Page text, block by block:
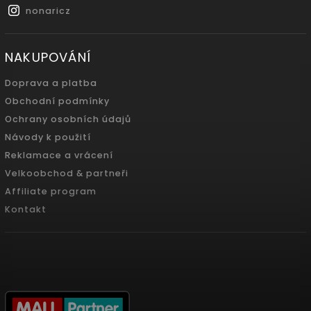
nonaricz
NAKUPOVÁNÍ
Doprava a platba
Obchodní podmínky
Ochrany osobních údajů
Návody k použití
Reklamace a vrácení
Velkoobchod & partneři
Affiliate program
Kontakt